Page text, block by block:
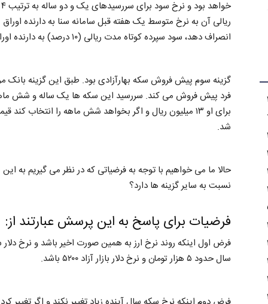
ریالی آن به نرخ متوسط یک هفته قبل سامانه سنا به دارنده
انصراف دهد، سود سپرده کوتاه مدت ریالی (۱۰ درصد) به دارنده اوراق پرداخت خواهد شد.
گزینه سوم پیش فروش سکه بهارآزادی بود. طبق این گزینه بانک
فرد پیش فروش می کند. سررسید این سکه ها یک ساله و شش
شد.
حالا ما می خواهیم با توجه به فرضیاتی که در نظر می گیریم
نسبت به سایر گزینه ها دارد؟
فرضیات برای پاسخ به این پرسش عبارتند از:
فرض اول اینکه روند نرخ ارز به همین صورت اخیر باشد و نرخ
سال حدود ۵ هزار تومان و نرخ دلار بازار آزاد ۵۲۰۰ باشد.